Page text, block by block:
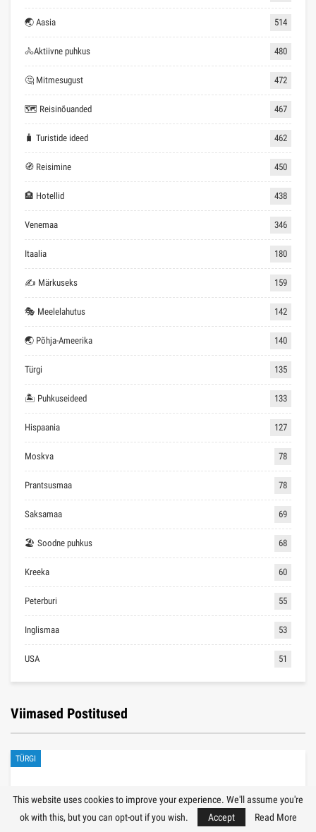
🌏 Aasia 514
🚴Aktiivne puhkus 480
🤔 Mitmesugust 472
🗺 Reisinõuanded 467
🧳 Turistide ideed 462
🧭 Reisimine 450
🏨 Hotellid 438
Venemaa 346
Itaalia 180
✍ Märkuseks 159
🎭 Meelelahutus 142
🌏 Põhja-Ameerika 140
Türgi 135
🏝 Puhkuseideed 133
Hispaania 127
Moskva 78
Prantsusmaa 78
Saksamaa 69
🏖 Soodne puhkus 68
Kreeka 60
Peterburi 55
Inglismaa 53
USA 51
Viimased Postitused
TÜRGI
This website uses cookies to improve your experience. We'll assume you're
ok with this, but you can opt-out if you wish.
Accept Read More